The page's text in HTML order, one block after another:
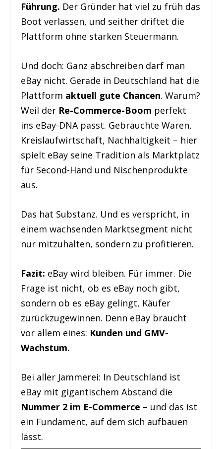
Führung. Der Gründer hat viel zu früh das
Boot verlassen, und seither driftet die
Plattform ohne starken Steuermann.
Und doch: Ganz abschreiben darf man
eBay nicht. Gerade in Deutschland hat die
Plattform aktuell gute Chancen. Warum?
Weil der Re-Commerce-Boom perfekt
ins eBay-DNA passt. Gebrauchte Waren,
Kreislaufwirtschaft, Nachhaltigkeit – hier
spielt eBay seine Tradition als Marktplatz
für Second-Hand und Nischenprodukte
aus.
Das hat Substanz. Und es verspricht, in
einem wachsenden Marktsegment nicht
nur mitzuhalten, sondern zu profitieren.
Fazit: eBay wird bleiben. Für immer. Die
Frage ist nicht, ob es eBay noch gibt,
sondern ob es eBay gelingt, Käufer
zurückzugewinnen. Denn eBay braucht
vor allem eines: Kunden und GMV-
Wachstum.
Bei aller Jammerei: In Deutschland ist
eBay mit gigantischem Abstand die
Nummer 2 im E-Commerce – und das ist
ein Fundament, auf dem sich aufbauen
lässt.